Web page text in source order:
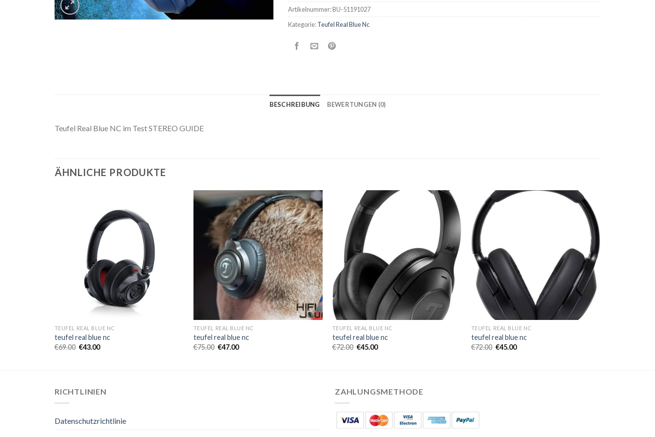
Artikelnummer:BU-51191027
Kategorie:Teufel Real Blue Nc
BESCHREIBUNG BEWERTUNGEN (0)
Teufel Real Blue NC im Test STEREO GUIDE
ÄHNLICHE PRODUKTE
TEUFEL REAL BLUE NC
teufel real blue nc
€69.00 €43.00
TEUFEL REAL BLUE NC
teufel real blue nc
€75.00 €47.00
TEUFEL REAL BLUE NC
teufel real blue nc
€72.00 €45.00
TEUFEL REAL BLUE NC
teufel real blue nc
€72.00 €45.00
RICHTLINIEN
Datenschutzrichtlinie
ZAHLUNGSMETHODE